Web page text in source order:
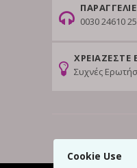
Cookie Use
0030 24610
ΧΡΕΙΑΖΕΣΤΕ
Συχνές